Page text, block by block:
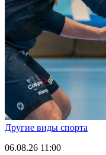
Другие виды спорта
06.08.26 11:00